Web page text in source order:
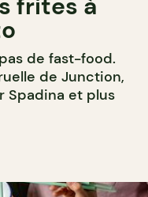
de fast-food.
de Junction,
Spadina et plus